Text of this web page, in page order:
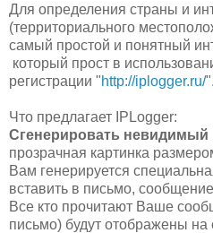
Для определения страны и
(территориального
самый простой и понятный
который прост в
регистрации "http://iplogger.ru/".
Что предлагает IPLogger:
Сгенерировать невидимый
прозрачная картинка
Вам генерируется
вставить в письмо,
Все кто прочитают Ваше
письмо) будут отображены на